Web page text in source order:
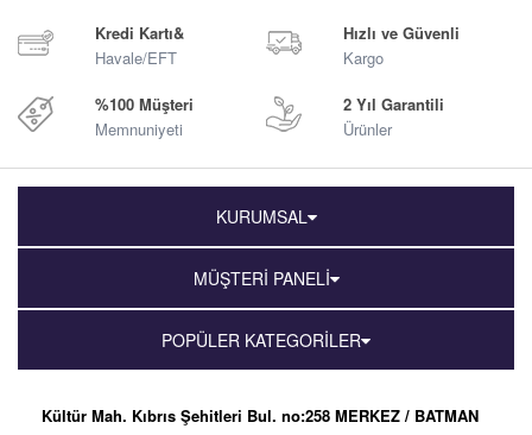
Kredi Kartı&
Havale/EFT
Hızlı ve Güvenli
Kargo
%100 Müşteri
Memnuniyeti
2 Yıl Garantili
Ürünler
KURUMSAL
MÜŞTERİ PANELİ
POPÜLER KATEGORİLER
Kültür Mah. Kıbrıs Şehitleri Bul. no:258 MERKEZ / BATMAN